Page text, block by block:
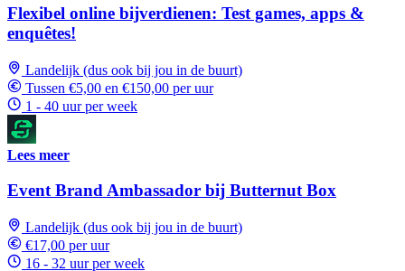
Flexibel online bijverdienen: Test games, apps &
enquêtes!
Landelijk (dus ook bij jou in de buurt)
Tussen €5,00 en €150,00 per uur
1 - 40 uur per week
Lees meer
Event Brand Ambassador bij Butternut Box
Landelijk (dus ook bij jou in de buurt)
€17,00 per uur
16 - 32 uur per week